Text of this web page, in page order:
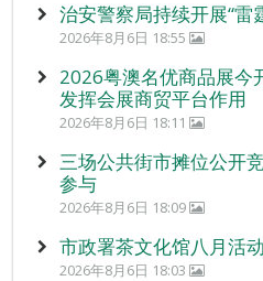
治安警察局持续开展“雷
2026年8月6日 18:55
2026粤澳名优商品展今
发挥会展商贸平台作用
2026年8月6日 18:11
三场公共街市摊位公开
参与
2026年8月6日 18:09
市政署茶文化馆八月活动
2026年8月6日 18:03